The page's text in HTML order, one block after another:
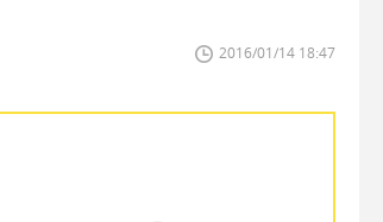
2016/01/14 18:47